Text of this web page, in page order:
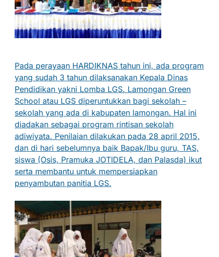
Pada perayaan HARDIKNAS tahun ini, ada program
yang sudah 3 tahun dilaksanakan Kepala Dinas
Pendidikan yakni Lomba LGS. Lamongan Green
School atau LGS diperuntukkan bagi sekolah –
sekolah yang ada di kabupaten lamongan. Hal ini
diadakan sebagai program rintisan sekolah
adiwiyata. Penilaian dilakukan pada 28 april 2015,
dan di hari sebelumnya baik Bapak/Ibu guru, TAS,
siswa (Osis, Pramuka JOTIDELA, dan Palasda) ikut
serta membantu untuk mempersiapkan
penyambutan panitia LGS.